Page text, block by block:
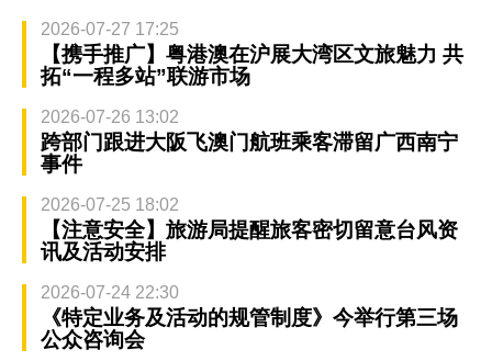
2026-07-27 17:25
【携手推广】粤港澳在沪展大湾区文旅魅力 共
拓“一程多站”联游市场
2026-07-26 13:02
跨部门跟进大阪飞澳门航班乘客滞留广西南宁
事件
2026-07-25 18:02
【注意安全】旅游局提醒旅客密切留意台风资
讯及活动安排
2026-07-24 22:30
《特定业务及活动的规管制度》今举行第三场
公众咨询会